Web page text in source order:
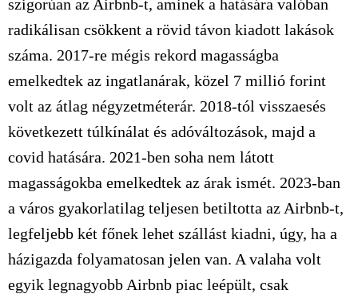
szigorúan az Airbnb-t, aminek a hatására valóban
radikálisan csökkent a rövid távon kiadott lakások
száma. 2017-re mégis rekord magasságba
emelkedtek az ingatlanárak, közel 7 millió forint
volt az átlag négyzetméterár. 2018-tól visszaesés
következett túlkínálat és adóváltozások, majd a
covid hatására. 2021-ben soha nem látott
magasságokba emelkedtek az árak ismét. 2023-ban
a város gyakorlatilag teljesen betiltotta az Airbnb-t,
legfeljebb két főnek lehet szállást kiadni, úgy, ha a
házigazda folyamatosan jelen van. A valaha volt
egyik legnagyobb Airbnb piac leépült, csak